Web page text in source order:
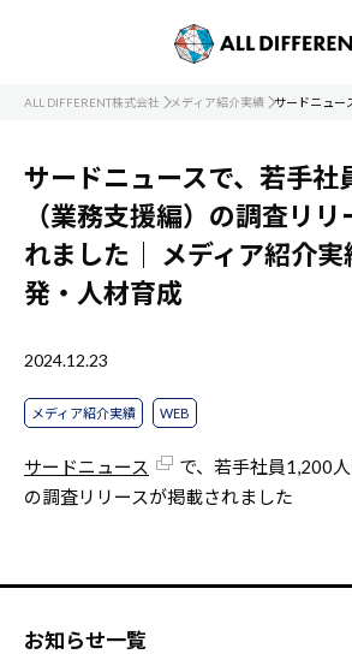
ALL DIFFERENT株式会社 メディア紹介実績 サードニュー
サードニュースで、若手社
（業務支援編）の調査リ
れました｜ メディア紹介実
発・人材育成
2024.12.23
メディア紹介実績 WEB
サードニュース
で、若手社員1,200
の調査リリースが掲載されました
お知らせ一覧